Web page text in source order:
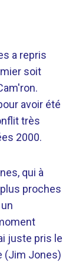
a repris
soit
avoir été
très
2000.
qui à
proches
juste pris le
(Jim Jones)